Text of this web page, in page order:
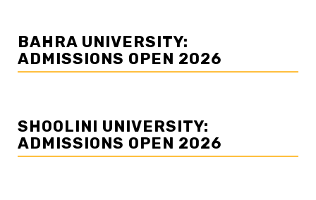
BAHRA UNIVERSITY:
ADMISSIONS OPEN 2026
SHOOLINI UNIVERSITY:
ADMISSIONS OPEN 2026